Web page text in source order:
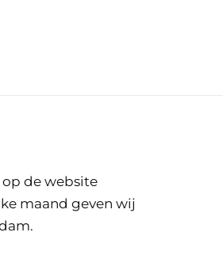
op de website
maand geven wij